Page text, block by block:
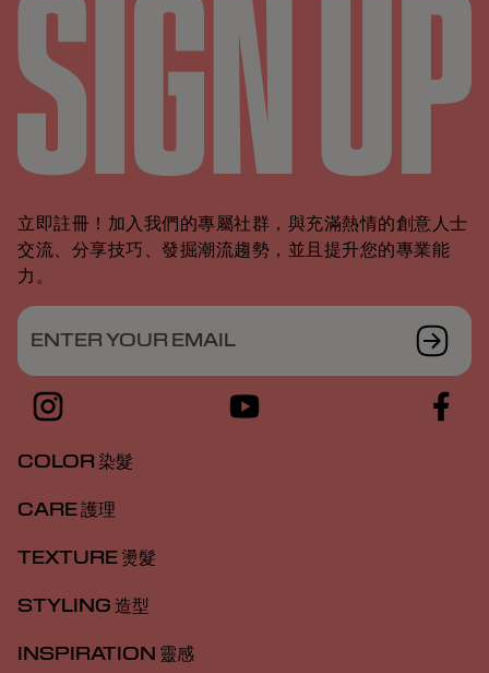
立即註冊！加入我們的專屬社群，與充滿熱情的創意人士
交流、分享技巧、發掘潮流趨勢，並且提升您的專業能
力。
ENTER YOUR EMAIL
COLOR 染髮
CARE 護理
TEXTURE 燙髮
STYLING 造型
INSPIRATION 靈感